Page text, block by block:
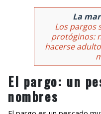
La
Los pargos
protóginos:
hacerse
El pargo: un
nombres